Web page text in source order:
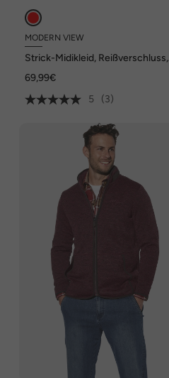
MODERN VIEW
Strick-Midikleid, Reißverschluss,
69,99€
5
(3)